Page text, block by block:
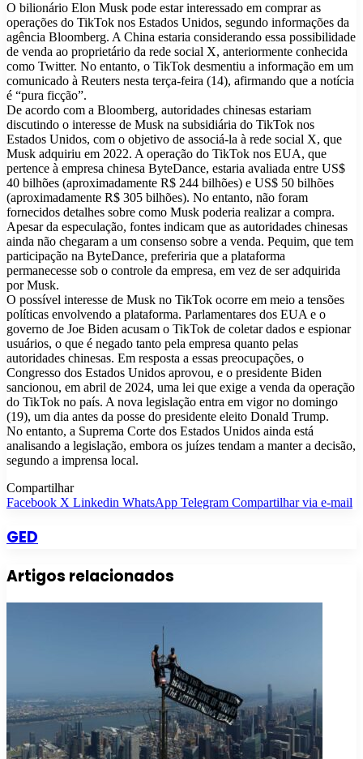
O bilionário Elon Musk pode estar interessado em comprar as
operações do TikTok nos Estados Unidos, segundo informações da
agência Bloomberg. A China estaria considerando essa possibilidade
de venda ao proprietário da rede social X, anteriormente conhecida
como Twitter. No entanto, o TikTok desmentiu a informação em um
comunicado à Reuters nesta terça-feira (14), afirmando que a notícia
é “pura ficção”.
De acordo com a Bloomberg, autoridades chinesas estariam
discutindo o interesse de Musk na subsidiária do TikTok nos
Estados Unidos, com o objetivo de associá-la à rede social X, que
Musk adquiriu em 2022. A operação do TikTok nos EUA, que
pertence à empresa chinesa ByteDance, estaria avaliada entre US$
40 bilhões (aproximadamente R$ 244 bilhões) e US$ 50 bilhões
(aproximadamente R$ 305 bilhões). No entanto, não foram
fornecidos detalhes sobre como Musk poderia realizar a compra.
Apesar da especulação, fontes indicam que as autoridades chinesas
ainda não chegaram a um consenso sobre a venda. Pequim, que tem
participação na ByteDance, preferiria que a plataforma
permanecesse sob o controle da empresa, em vez de ser adquirida
por Musk.
O possível interesse de Musk no TikTok ocorre em meio a tensões
políticas envolvendo a plataforma. Parlamentares dos EUA e o
governo de Joe Biden acusam o TikTok de coletar dados e espionar
usuários, o que é negado tanto pela empresa quanto pelas
autoridades chinesas. Em resposta a essas preocupações, o
Congresso dos Estados Unidos aprovou, e o presidente Biden
sancionou, em abril de 2024, uma lei que exige a venda da operação
do TikTok no país. A nova legislação entra em vigor no domingo
(19), um dia antes da posse do presidente eleito Donald Trump.
No entanto, a Suprema Corte dos Estados Unidos ainda está
analisando a legislação, embora os juízes tendam a manter a decisão,
segundo a imprensa local.
Compartilhar
Facebook X Linkedin WhatsApp Telegram Compartilhar via e-mail
GED
Artigos relacionados